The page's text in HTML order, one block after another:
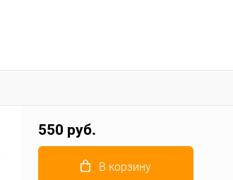
550 руб.
В корзину